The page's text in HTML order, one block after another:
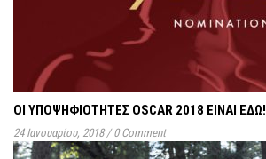
ΟΙ ΥΠΟΨΗΦΙΟΤΗΤΕΣ OSCAR 2018 ΕΙΝΑΙ ΕΔΩ!
24 Ιανουαρίου, 2018 / 0 Comment